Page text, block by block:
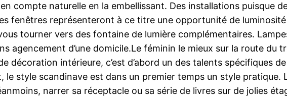
compte naturelle en la embellissant. Des installations puisque
fenêtres représenteront à ce titre une opportunité de luminosité
tourner vers des fontaine de lumière complémentaires.
agencement d’une domicile.Le féminin le mieux sur la route du
décoration intérieure, c’est d’abord un des talents spécifiques
style scandinave est dans un premier temps un style pratique.
narrer sa réceptacle ou sa série de livres sur de jolies